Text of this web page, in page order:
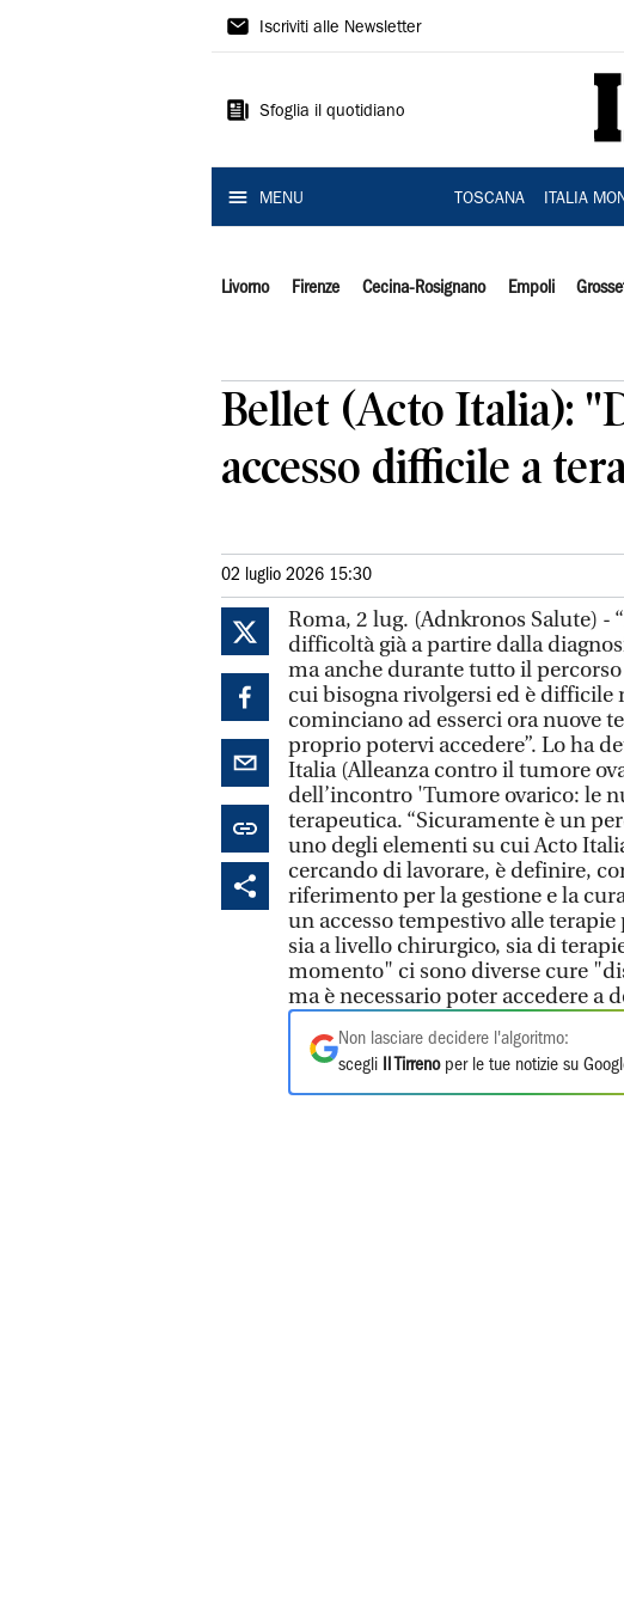
Il
Iscriviti alle Newsletter
Sfoglia il quotidiano
MENU TOSCANA ITALIA
Livorno Firenze Cecina-Rosignano Empoli
Bellet (Acto Italia):
accesso difficile a
02 luglio 2026 15:30
Roma, 2 lug. (Adnkronos Salute) -
difficoltà già a partire dalla
ma anche durante tutto il
cui bisogna rivolgersi ed è
cominciano ad esserci ora nuove
proprio potervi accedere”. Lo ha
Italia (Alleanza contro il tumore
dell’incontro 'Tumore ovarico: le
terapeutica. “Sicuramente è un
uno degli elementi su cui Acto
cercando di lavorare, è definire,
riferimento per la gestione e la
un accesso tempestivo alle
sia a livello chirurgico, sia di
momento" ci sono diverse cure
ma è necessario poter accedere a
Non lasciare decidere l'algoritmo:
scegli
Il Tirrenoper le tue notizie su